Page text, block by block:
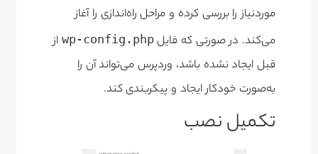
موردنیاز را بررسی کرده و مراحل راه‌اندازی را آغاز
می‌کند. در صورتی که فایلwp-config.php از
قبل ایجاد نشده باشد، وردپرس می‌تواند آن را
به‌صورت خودکار ایجاد و پیکربندی کند.
تکمیل نصب